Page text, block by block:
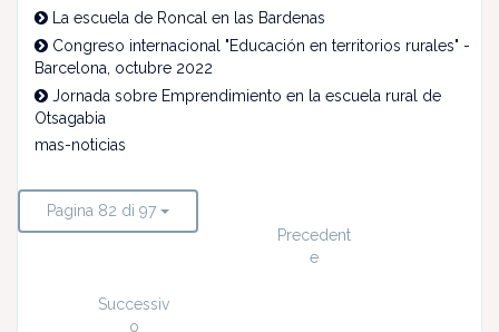
La escuela de Roncal en las Bardenas
Congreso internacional "Educación en territorios rurales" -
Barcelona, octubre 2022
Jornada sobre Emprendimiento en la escuela rural de
Otsagabia
mas-noticias
Pagina 82 di 97
Precedent
e
Successiv
o